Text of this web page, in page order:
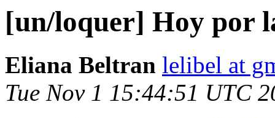
[un/loquer] Hoy por
Eliana Beltran lelibel at
Tue Nov 1 15:44:51 UTC